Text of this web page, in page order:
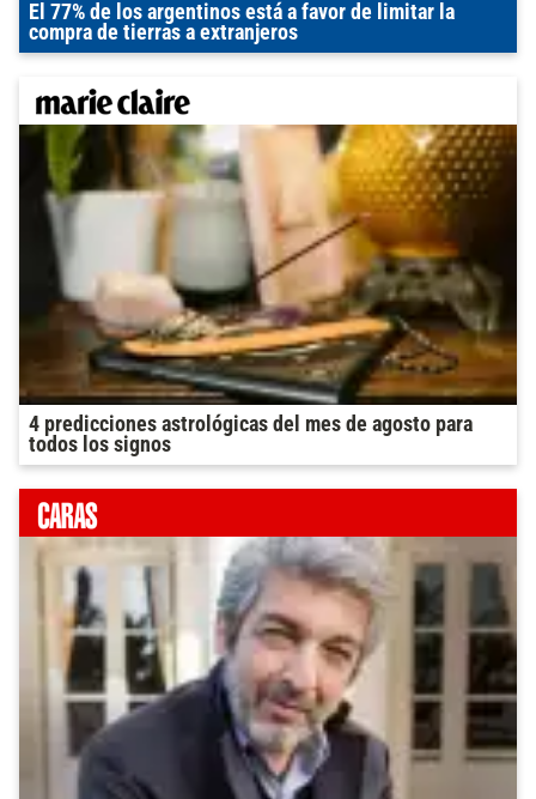
El 77% de los argentinos está a favor de limitar la
compra de tierras a extranjeros
4 predicciones astrológicas del mes de agosto para
todos los signos